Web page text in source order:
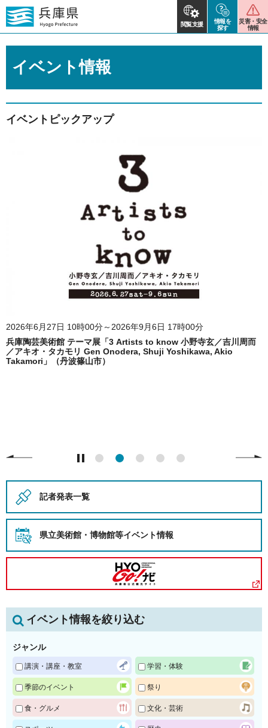
閲覧支援
情報を
探す
災害・安全
情報
イベント情報
イベントピックアップ
2026年6月27日 10時00分～2026年9月6日 17時00分
兵庫陶芸美術館 テーマ展「3 Artists to know 小野寺玄／吉川周而
／アキオ・タカモリ Gen Onodera, Shuji Yoshikawa, Akio
Takamori」（丹波篠山市）
記者発表一覧
県立美術館・博物館等イベント情報
イベント情報を絞り込む
ジャンル
講演・講座・教室 学習・体験
季節のイベント 祭り
食・グルメ 文化・芸術